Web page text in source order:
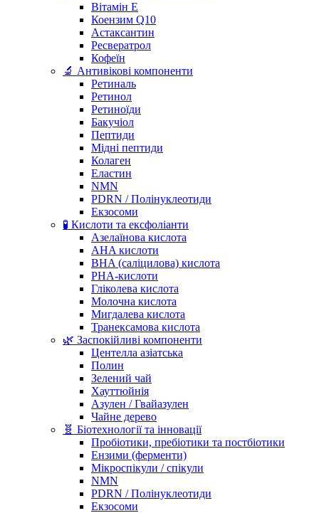
Вітамін Е
Коензим Q10
Астаксантин
Ресвератрол
Кофеїн
🔬 Антивікові компоненти
Ретиналь
Ретинол
Ретиноїди
Бакучіол
Пептиди
Мідні пептиди
Колаген
Еластин
NMN
PDRN / Полінуклеотиди
Екзосоми
🧪 Кислоти та ексфоліанти
Азелаїнова кислота
AHA кислоти
BHA (саліцилова) кислота
PHA-кислоти
Гліколева кислота
Молочна кислота
Мигдалева кислота
Транексамова кислота
🌿 Заспокійливі компоненти
Центелла азіатська
Полин
Зелений чай
Хауттюйнія
Азулен / Гвайазулен
Чайне дерево
🧬 Біотехнології та інновації
Пробіотики, пребіотики та постбіотики
Ензими (ферменти)
Мікроспікули / спікули
NMN
PDRN / Полінуклеотиди
Екзосоми